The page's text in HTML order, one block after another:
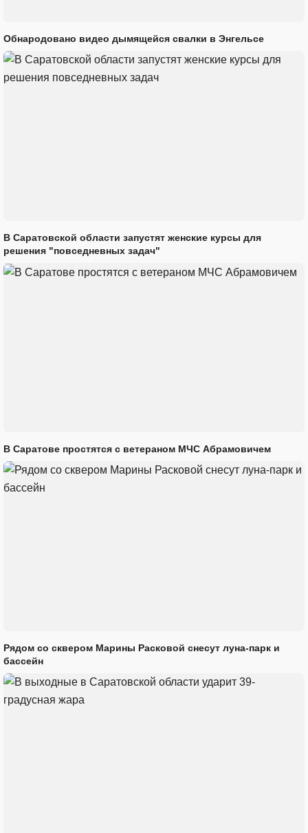
Обнародовано видео дымящейся свалки в Энгельсе
В Саратовской области запустят женские курсы для
решения "повседневных задач"
В Саратове простятся с ветераном МЧС Абрамовичем
Рядом со сквером Марины Расковой снесут луна-парк и
бассейн